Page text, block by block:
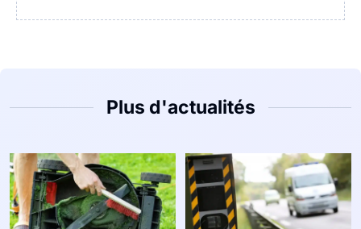
Plus d'actualités